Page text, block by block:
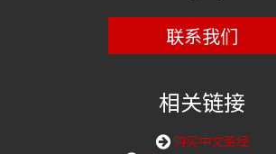
联系我们
相关链接
购买中文圣经